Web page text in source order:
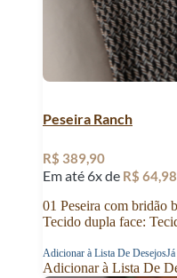
Peseira Ranch
R$ 389,90
Em até 6x de R$ 64,98
01 Peseira com bridão
Tecido dupla face:
Adicionar à Lista De Desejos
Adicionar à Lista De